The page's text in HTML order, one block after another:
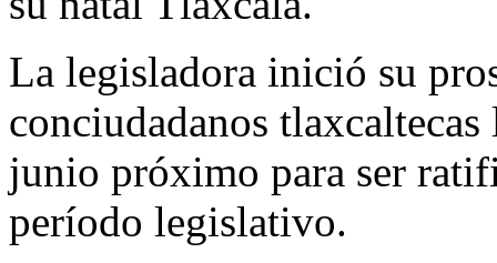
La legisladora inició su
conciudadanos
junio próximo para ser
período legislativo.